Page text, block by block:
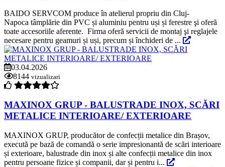
BAIDO SERVCOM produce în atelierul propriu din Cluj-
Napoca tâmplărie din PVC și aluminiu pentru uși și ferestre şi oferă
toate accesoriile aferente. Firma oferă servicii de montaj şi reglajele
necesare pentru geamuri și uși, precum și închideri de ...
03.04.2026
8144 vizualizari
MAXINOX GRUP - BALUSTRADE INOX, SCĂRI
METALICE INTERIOARE/ EXTERIOARE
MAXINOX GRUP, producător de confecții metalice din Brașov,
execută pe bază de comandă o serie impresionantă de scări interioare
și exterioare, balustrade din inox și alte confecții metalice din inox
pentru persoane fizice și companii, dar și pentru i...